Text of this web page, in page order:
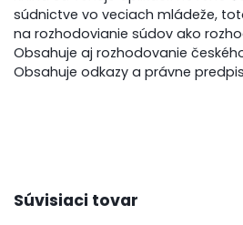
súdnictve vo veciach mládeže,
na rozhodovianie súdov ako
Obsahuje aj rozhodovanie
Obsahuje odkazy a právne
Súvisiaci tovar